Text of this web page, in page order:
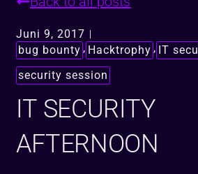
Juni 9, 2017
bug bounty ,Hacktrophy ,IT
security session
IT SECURITY
AFTERNOON